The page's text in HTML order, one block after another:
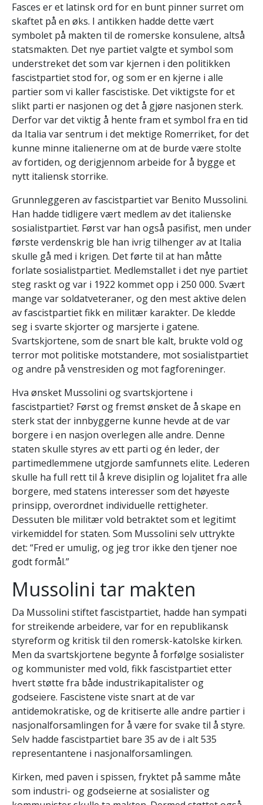
Fasces er et latinsk ord for en bunt pinner surret om
skaftet på en øks. I antikken hadde dette vært
symbolet på makten til de romerske konsulene, altså
statsmakten. Det nye partiet valgte et symbol som
understreket det som var kjernen i den politikken
fascistpartiet stod for, og som er en kjerne i alle
partier som vi kaller fascistiske. Det viktigste for et
slikt parti er nasjonen og det å gjøre nasjonen sterk.
Derfor var det viktig å hente fram et symbol fra en tid
da Italia var sentrum i det mektige Romerriket, for det
kunne minne italienerne om at de burde være stolte
av fortiden, og derigjennom arbeide for å bygge et
nytt italiensk storrike.
Grunnleggeren av fascistpartiet var Benito Mussolini.
Han hadde tidligere vært medlem av det italienske
sosialistpartiet. Først var han også pasifist, men under
første verdenskrig ble han ivrig tilhenger av at Italia
skulle gå med i krigen. Det førte til at han måtte
forlate sosialistpartiet. Medlemstallet i det nye partiet
steg raskt og var i 1922 kommet opp i 250 000. Svært
mange var soldatveteraner, og den mest aktive delen
av fascistpartiet fikk en militær karakter. De kledde
seg i svarte skjorter og marsjerte i gatene.
Svartskjortene, som de snart ble kalt, brukte vold og
terror mot politiske motstandere, mot sosialistpartiet
og andre på venstresiden og mot fagforeninger.
Hva ønsket Mussolini og svartskjortene i
fascistpartiet? Først og fremst ønsket de å skape en
sterk stat der innbyggerne kunne hevde at de var
borgere i en nasjon overlegen alle andre. Denne
staten skulle styres av ett parti og én leder, der
partimedlemmene utgjorde samfunnets elite. Lederen
skulle ha full rett til å kreve disiplin og lojalitet fra alle
borgere, med statens interesser som det høyeste
prinsipp, overordnet individuelle rettigheter.
Dessuten ble militær vold betraktet som et legitimt
virkemiddel for staten. Som Mussolini selv uttrykte
det: “Fred er umulig, og jeg tror ikke den tjener noe
godt formål.”
Mussolini tar makten
Da Mussolini stiftet fascistpartiet, hadde han sympati
for streikende arbeidere, var for en republikansk
styreform og kritisk til den romersk-katolske kirken.
Men da svartskjortene begynte å forfølge sosialister
og kommunister med vold, fikk fascistpartiet etter
hvert støtte fra både industrikapitalister og
godseiere. Fascistene viste snart at de var
antidemokratiske, og de kritiserte alle andre partier i
nasjonalforsamlingen for å være for svake til å styre.
Selv hadde fascistpartiet bare 35 av de i alt 535
representantene i nasjonalforsamlingen.
Kirken, med paven i spissen, fryktet på samme måte
som industri- og godseierne at sosialister og